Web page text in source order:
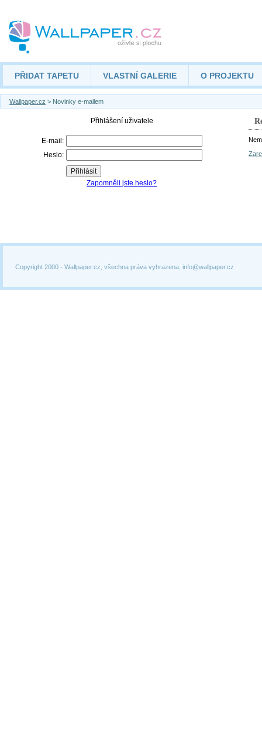
PŘIDAT TAPETU VLASTNÍ GALERIE O PROJEKTU
Wallpaper.cz > Novinky e-mailem
Copyright 2000 - Wallpaper.cz, všechna práva vyhrazena, info@wallpaper.cz